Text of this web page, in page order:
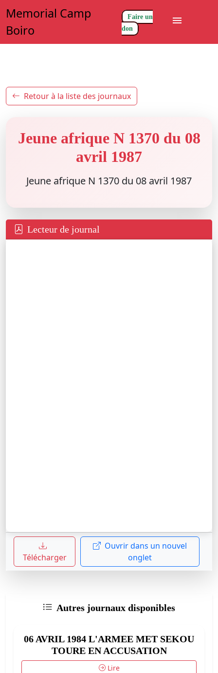
Memorial Camp
Boiro
Faire un
don
menu
Retour à la liste des journaux
Jeune afrique N 1370 du 08
avril 1987
Jeune afrique N 1370 du 08 avril 1987
Lecteur de journal
Télécharger
Ouvrir dans un nouvel
onglet
Autres journaux disponibles
06 AVRIL 1984 L'ARMEE MET SEKOU
TOURE EN ACCUSATION
Lire